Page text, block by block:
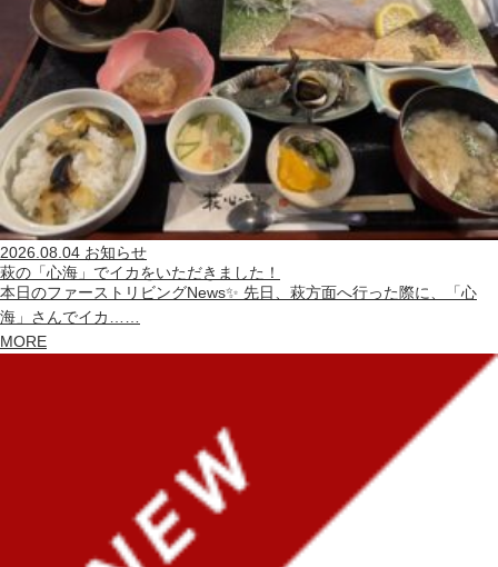
2026.08.04 お知らせ
萩の「心海」でイカをいただきました！
本日のファーストリビングNews✨ 先日、萩方面へ行った際に、「心
海」さんでイカ……
MORE